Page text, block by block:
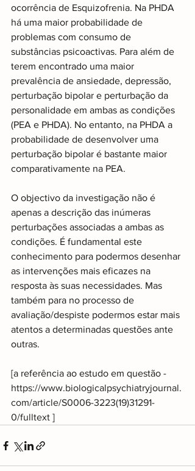
ocorrência de Esquizofrenia. Na PHDA
há uma maior probabilidade de
problemas com consumo de
substâncias psicoactivas. Para além de
terem encontrado uma maior
prevalência de ansiedade, depressão,
perturbação bipolar e perturbação da
personalidade em ambas as condições
(PEA e PHDA). No entanto, na PHDA a
probabilidade de desenvolver uma
perturbação bipolar é bastante maior
comparativamente na PEA.
O objectivo da investigação não é
apenas a descrição das inúmeras
perturbações associadas a ambas as
condições. É fundamental este
conhecimento para podermos desenhar
as intervenções mais eficazes na
resposta às suas necessidades. Mas
também para no processo de
avaliação/despiste podermos estar mais
atentos a determinadas questões ante
outras.
[a referência ao estudo em questão -
https://www.biologicalpsychiatryjournal.
com/article/S0006-3223(19)31291-
0/fulltext ]